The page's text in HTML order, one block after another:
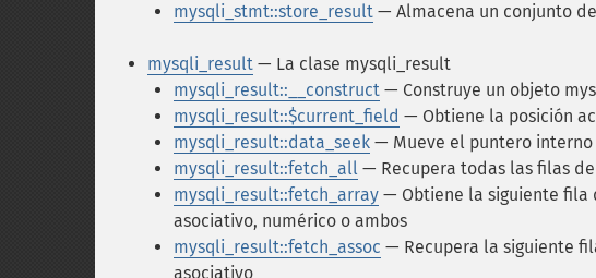
mysqli_stmt::store_result — Almacena un conjunto
mysqli_result — La clase mysqli_result
mysqli_result::__construct — Construye un objeto
mysqli_result::$current_field — Obtiene la posición
mysqli_result::data_seek — Mueve el puntero
mysqli_result::fetch_all — Recupera todas las filas
mysqli_result::fetch_array — Obtiene la siguiente fila
asociativo, numérico o ambos
mysqli_result::fetch_assoc — Recupera la siguiente
asociativo